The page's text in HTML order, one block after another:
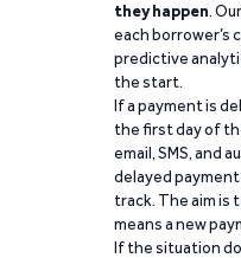
they happen.
each borrower’s
predictive
the start.
If a payment is
the first day of
email, SMS, and
delayed
track. The aim
means a new
If the situation